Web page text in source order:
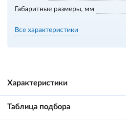
Габаритные размеры, мм
Все характеристики
Характеристики
Таблица подбора